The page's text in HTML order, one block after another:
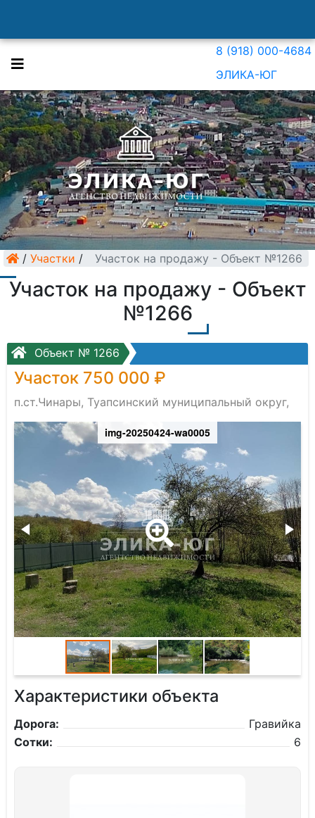
8 (918) 000-4684
ЭЛИКА-ЮГ
/ Участки / Участок на продажу - Объект №1266
Участок на продажу - Объект
№1266
Объект № 1266
Участок 750 000 ₽
п.ст.Чинары, Туапсинский муниципальный округ,
img-20250424-wa0005
Характеристики объекта
Дорога:
Гравийка
Сотки:
6